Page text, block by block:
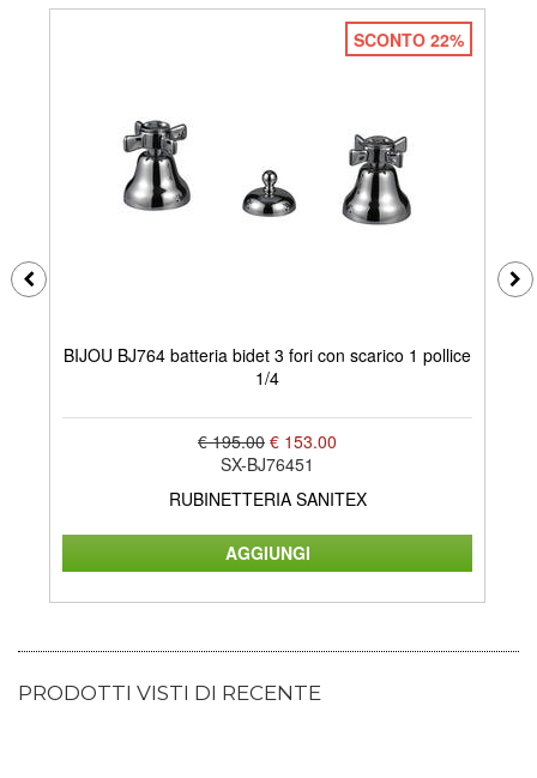
SCONTO 22%
BIJOU BJ764 batteria bidet 3 fori con scarico 1 pollice
1/4
€ 195.00 € 153.00
SX-BJ76451
RUBINETTERIA SANITEX
PRODOTTI VISTI DI RECENTE